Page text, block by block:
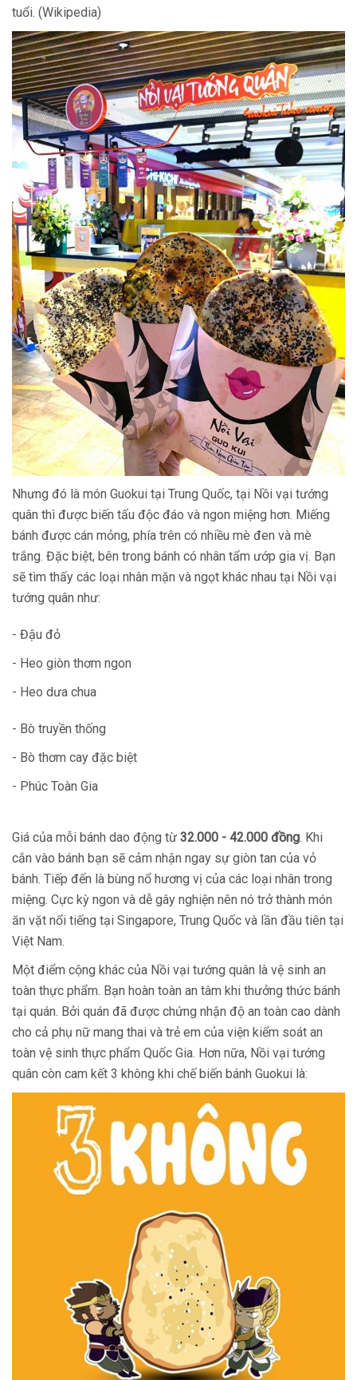
tuổi. (Wikipedia)
Nhưng đó là món Guokui tại Trung Quốc, tại Nồi vại tướng
quân thì được biến tấu độc đáo và ngon miệng hơn. Miếng
bánh được cán mỏng, phía trên có nhiều mè đen và mè
trắng. Đặc biệt, bên trong bánh có nhân tẩm ướp gia vị. Bạn
sẽ tìm thấy các loại nhân mặn và ngọt khác nhau tại Nồi vại
tướng quân như:
- Đậu đỏ
- Heo giòn thơm ngon
- Heo dưa chua
- Bò truyền thống
- Bò thơm cay đặc biệt
- Phúc Toàn Gia
Giá của mỗi bánh dao động từ 32.000 - 42.000 đồng. Khi
cắn vào bánh bạn sẽ cảm nhận ngay sự giòn tan của vỏ
bánh. Tiếp đến là bùng nổ hương vị của các loại nhân trong
miệng. Cực kỳ ngon và dễ gây nghiện nên nó trở thành món
ăn vặt nổi tiếng tại Singapore, Trung Quốc và lần đầu tiên tại
Việt Nam.
Một điểm cộng khác của Nồi vại tướng quân là vệ sinh an
toàn thực phẩm. Bạn hoàn toàn an tâm khi thưởng thức bánh
tại quán. Bởi quán đã được chứng nhận độ an toàn cao dành
cho cả phụ nữ mang thai và trẻ em của viện kiểm soát an
toàn vệ sinh thực phẩm Quốc Gia. Hơn nữa, Nồi vại tướng
quân còn cam kết 3 không khi chế biến bánh Guokui là: